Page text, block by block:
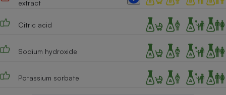
extract
Citric acid
Sodium hydroxide
Potassium sorbate